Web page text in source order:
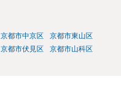
京都市中京区
京都市東山区
京都市伏見区
京都市山科区